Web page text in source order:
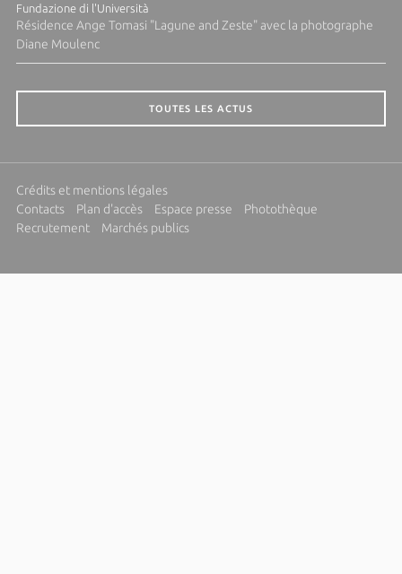
Fundazione di l'Università
Résidence Ange Tomasi "Lagune and Zeste" avec la photographe
Diane Moulenc
TOUTES LES ACTUS
Crédits et mentions légales
Contacts
Plan d'accès Espace presse
Photothèque
Recrutement
Marchés publics